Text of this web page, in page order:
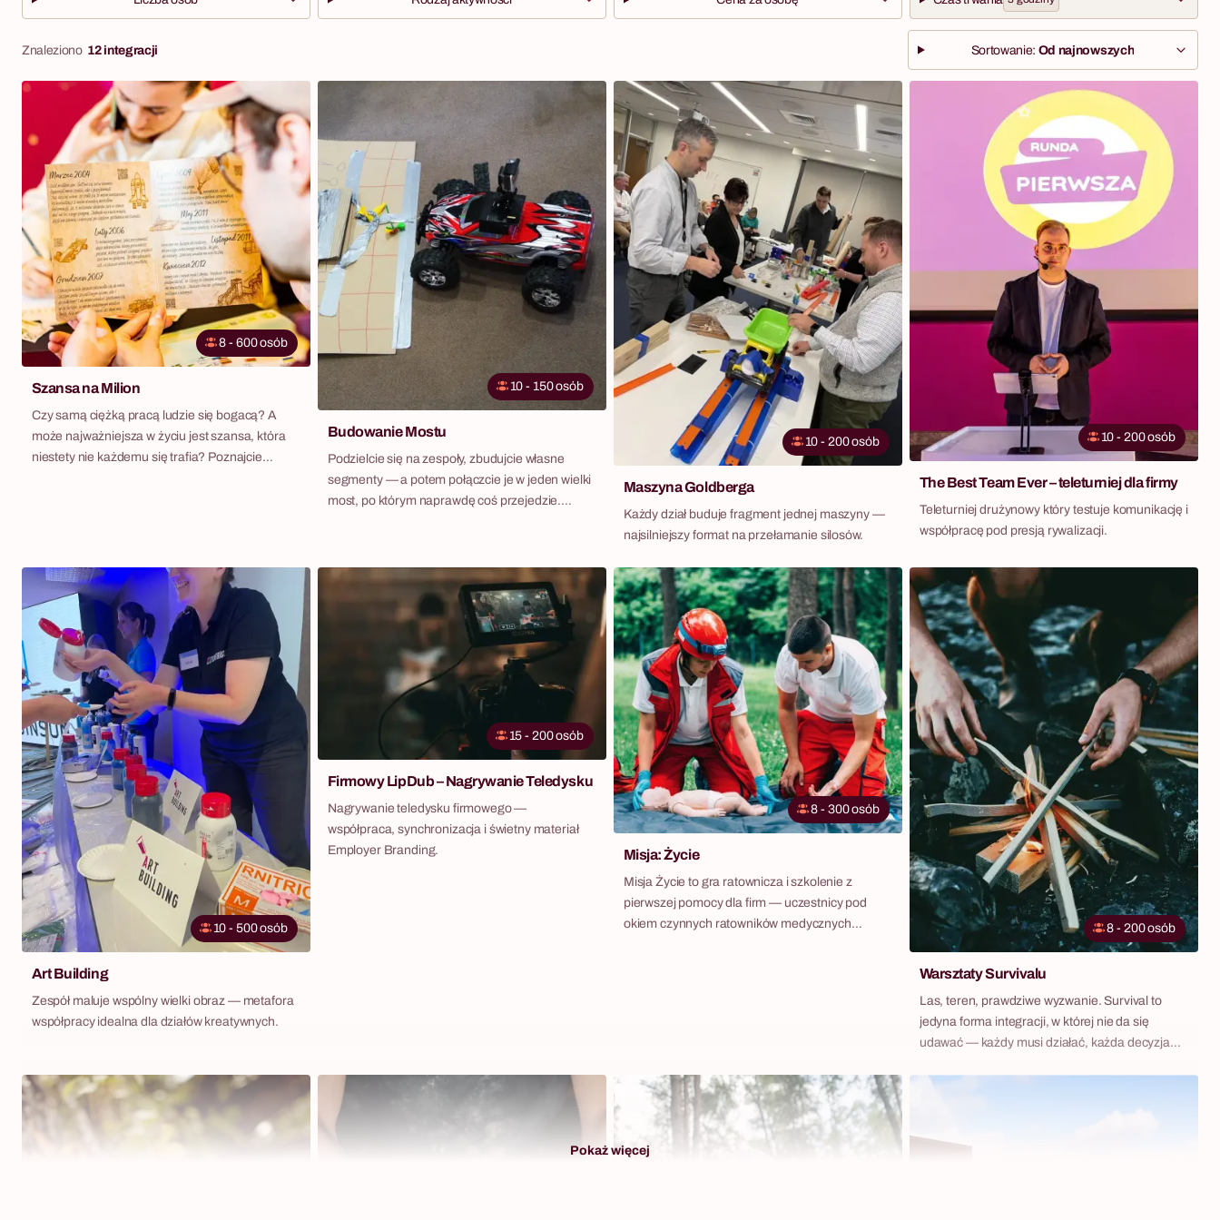
Sortowanie: Od najnowszych
Znaleziono 12 integracji
8 - 600 osób
Szansa na Milion
Czy samą ciężką pracą ludzie się bogacą? A
może najważniejsza w życiu jest szansa, która
niestety nie każdemu się trafia? Poznajcie
wciągająca gra integracyjna dla firm, w której
uczestnicy stają się głównymi bohaterami
interaktywnego filmu. Zwycięzcami nie będą
losowo wybrani szczęściarze. O triumfie
zdecyduje spryt, nieszablonowe myślenie i
skuteczna komunikacja w zespole.
10 - 150 osób
Budowanie Mostu
Podzielcie się na zespoły, zbudujcie własne
segmenty — a potem połączcie je w jeden wielki
most, po którym naprawdę coś przejedzie.
most stanie tylko wtedy, gdy zespoły dogadają
się co do wymiarów, tempa i kolejności. To
zadanie inżynieryjne w pigułce — z presją czasu,
ograniczonymi materiałami i finałem, który
wywołuje emocje. Nie trzeba żadnej wiedzy
technicznej: liczy się współpraca, komunikacja i
10 - 200 osób
Maszyna Goldberga
Każdy dział buduje fragment jednej maszyny —
najsilniejszy format na przełamanie silosów.
10 - 200 osób
The Best Team Ever – teleturniej dla firmy
Teleturniej drużynowy który testuje komunikację i
współpracę pod presją rywalizacji.
10 - 500 osób
Art Building
Zespół maluje wspólny wielki obraz — metafora
współpracy idealna dla działów kreatywnych.
15 - 200 osób
Firmowy LipDub – Nagrywanie Teledysku
Nagrywanie teledysku firmowego —
współpraca, synchronizacja i świetny materiał
Employer Branding.
8 - 300 osób
Misja: Życie
Misja Życie to gra ratownicza i szkolenie z
pierwszej pomocy dla firm — uczestnicy pod
okiem czynnych ratowników medycznych
format integracyjny który nie tylko genialnie
angażuje zespół, ale przekazuje wiedzę która
jutro może uratować komuś życie. Uczestnicy
wychodzą z umiejętnościami resuscytacji,
8 - 200 osób
Warsztaty Survivalu
Las, teren, prawdziwe wyzwanie. Survival to
jedyna forma integracji, w której nie da się
udawać — każdy musi działać, każda decyzja
albo nie działa wcale. Do wyboru dwa
Pokaż więcej